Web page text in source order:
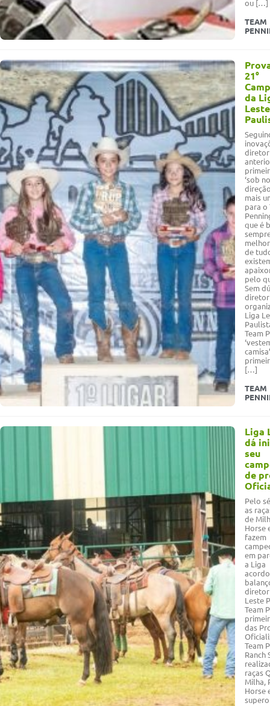
ou […]
TEAM
21°
da
Leste
‘sob
mais
para o
que é
de
pelo
Sem
Liga
Team
[…]
TEAM
Liga
dá
seu
de
Pelo
as
de
Horse
fazem
em
a Liga
Leste
Team
das
Team
Ranch
raças
Milha,
Horse